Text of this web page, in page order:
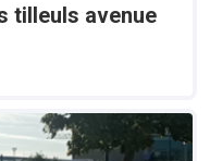
tilleuls avenue